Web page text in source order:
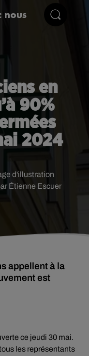
nous
en
90%
2024
Étienne Escuer
d'illustration
appellent à la
est
ce jeudi 30 mai.
les représentants